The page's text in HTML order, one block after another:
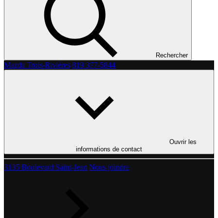
Rechercher
Mazda Trois-Rivières 819 377-5844
Ouvrir les
informations de contact
3135 Boulevard Saint-Jean Nous joindre